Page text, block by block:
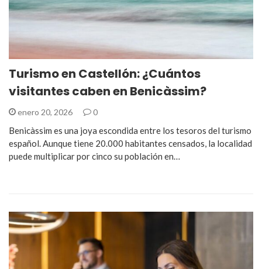
Turismo en Castellón: ¿Cuántos
visitantes caben en Benicàssim?
enero 20, 2026 0
Benicàssim es una joya escondida entre los tesoros del turismo
español. Aunque tiene 20.000 habitantes censados, la localidad
puede multiplicar por cinco su población en…